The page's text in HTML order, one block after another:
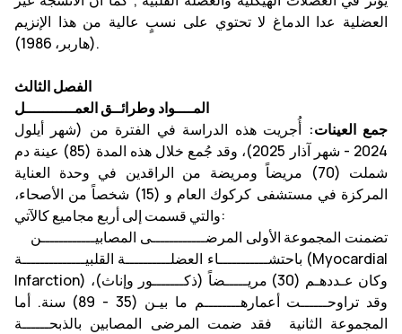
العضلية عدا الدماغ لا تحتوي على نسبٍ عالية من هذا الإنزيم
(هاربر، 1986).
الفصل الثالث
المــــواد وطرائــق العمـــــــــــل
جمع العينات: أُجريت هذه الدراسة في الفترة من (شهر أيلول
2024 - شهر آذار 2025)، وقد جُمع خلال هذه المدة (85) عينة دم
شملت (70) مريضاً ومريضة من الراقدين في وحدة العناية
المركزة في مستشفى كركوك العام و (15) شخصاً من الأصحاء،
والتي قسمت إلى أربع مجاميع كالآتي:
باحتشـــــــــــاء العضلــــــــــة القلبيــــــــــــــة (Myocardial
Infarction) وكان عـددهـم (30) مريـــــضاً (ذكـــــــور وإناث)،
وقد تراوحــــــت أعمارهــــــــم ما بيـن (35 - 89) سنة. أما
المجموعة الثانية فقد ضمت المرضى المصابين بالذبحــــــة